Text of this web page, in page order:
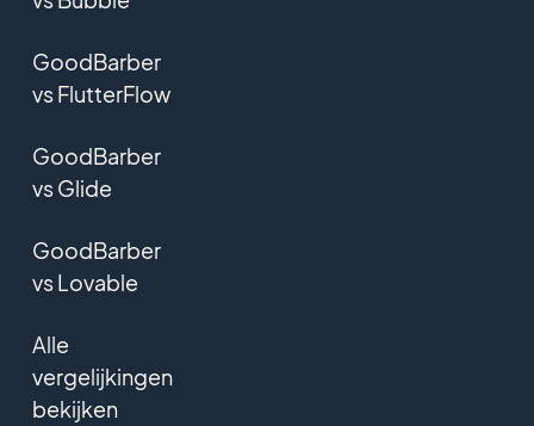
GoodBarber
vs FlutterFlow
GoodBarber
vs Glide
GoodBarber
vs Lovable
Alle
vergelijkingen
bekijken